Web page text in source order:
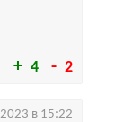
4 2
в 15:22